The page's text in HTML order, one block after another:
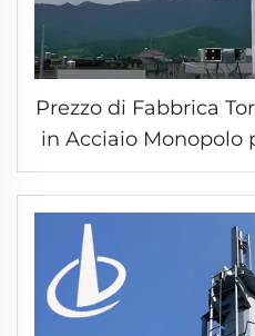
Prezzo di Fabbrica
in Acciaio Monopolo
e Mast